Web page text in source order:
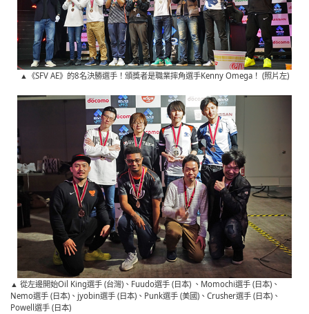
▲《SFV AE》的8名決勝選手！頒獎者是職業摔角選手Kenny Omega！ (照片左)
▲ 從左邊開始Oil King選手 (台灣)、Fuudo選手 (日本) 、Momochi選手 (日本)、
Nemo選手 (日本)、jyobin選手 (日本)、Punk選手 (美國)、Crusher選手 (日本)、
Powell選手 (日本)